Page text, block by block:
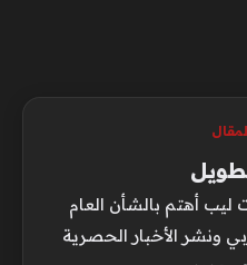
أهتم بالشأن العام
ونشر الأخبار الحصرية